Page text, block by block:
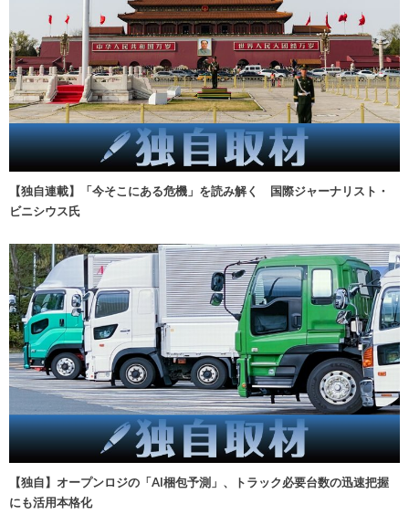
【独自連載】「今そこにある危機」を読み解く 国際ジャーナリスト・
ビニシウス氏
【独自】オープンロジの「AI梱包予測」、トラック必要台数の迅速把握
にも活用本格化